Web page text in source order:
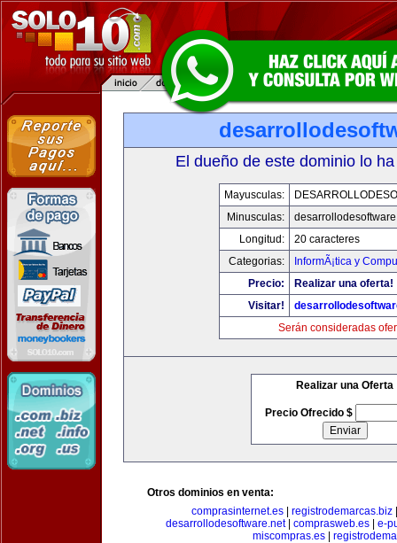
El dueño de este dominio lo
Mayusculas:
Minusculas:
Longitud:
20 caracteres
Categorias:
InformÃ¡tica y
Precio:
Realizar una oferta!
Visitar!
Serán consideradas
Realizar una Oferta
Precio Ofrecido $
Otros dominios en venta:
comprasinternet.es
registrodemarcas.biz
desarrollodesoftware.net| comprasweb.es| e-
miscompras.es